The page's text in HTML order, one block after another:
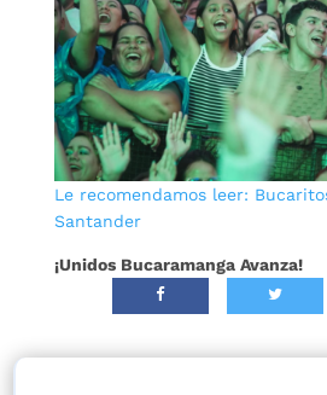
Le recomendamos leer:
Santander
¡Unidos Bucaramanga Avanza!